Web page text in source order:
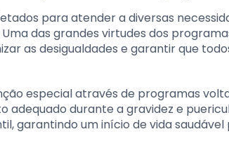
para atender a diversas
das grandes virtudes dos
as desigualdades e garantir que
especial através de programas
durante a gravidez e
garantindo um início de vida saudável